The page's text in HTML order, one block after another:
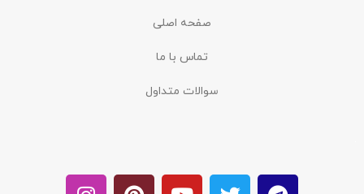
صفحه اصلی
تماس با ما
سوالات متداول